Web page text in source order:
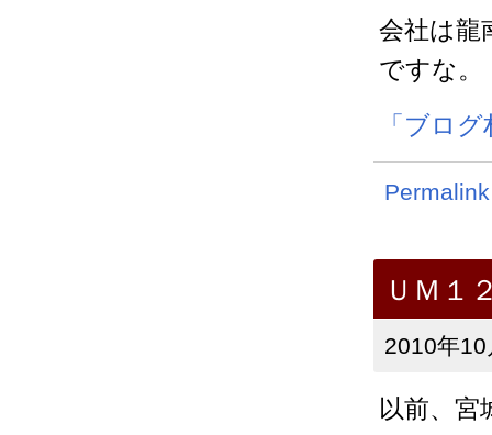
会社は龍
ですな。
「ブロ
Permalink
ＵＭ１
2010年
以前、